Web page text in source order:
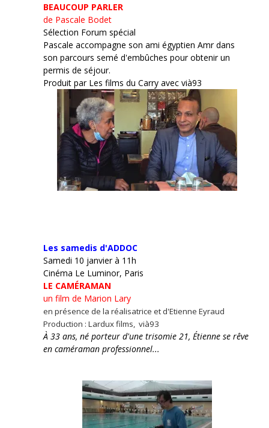
BEAUCOUP PARLER
de Pascale Bodet
Sélection Forum spécial
Pascale accompagne son ami égyptien Amr dans
son parcours semé d'embûches pour obtenir un
permis de séjour.
Produit par Les films du Carry avec vià93
Les samedis d'ADDOC
Samedi 10 janvier à 11h
Cinéma Le Luminor, Paris
LE CAMÉRAMAN
un film de Marion Lary
en présence de la réalisatrice et d'Etienne Eyraud
Production : Lardux films, vià93
À 33 ans, né porteur d'une trisomie 21, Étienne se rêve
en caméraman professionnel...